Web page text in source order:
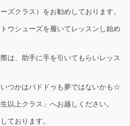
ズクラス）をお勧めしております。
ウシューズを履いてレッスンし始め
は、助手に手を引いてもらいレッス
つかはパドドゥも夢ではないかも☆
以上クラス」へお越しください。
ております。